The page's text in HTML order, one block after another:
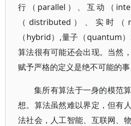
行（parallel）、互动（
（distributed）、实时（
（hybrid）,量子（quantum
算法很有可能还会出现。当然
赋予严格的定义是绝不可能的事
集所有算法于一身的模范
想。算法虽然难以界定，但有
法社会，人工智能、互联网、